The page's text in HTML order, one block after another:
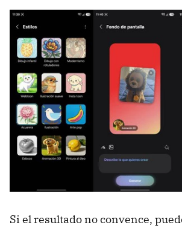
Si el resultado no convence,